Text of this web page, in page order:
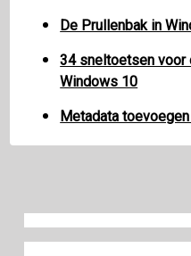
De Prullenbak in
34 sneltoetsen voor
Windows 10
Metadata